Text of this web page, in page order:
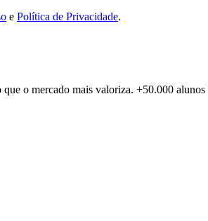
e Política de Privacidade.
o mercado mais valoriza. +50.000